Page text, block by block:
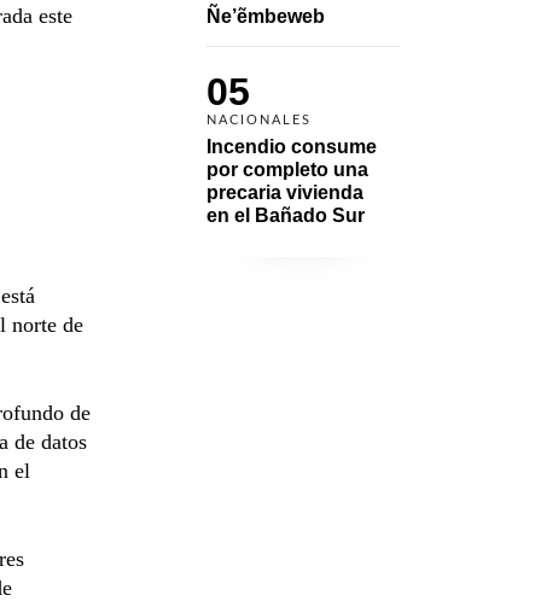
Ñe’ẽmbeweb
05
NACIONALES
Incendio consume
por completo una
precaria vivienda
en el Bañado Sur
este
norte de
de
de datos
el